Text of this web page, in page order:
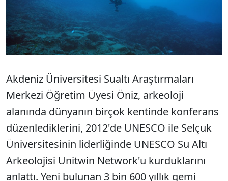
Akdeniz Üniversitesi Sualtı Araştırmaları
Merkezi Öğretim Üyesi Öniz, arkeoloji
alanında dünyanın birçok kentinde konferans
düzenlediklerini, 2012'de UNESCO ile Selçuk
Üniversitesinin liderliğinde UNESCO Su Altı
Arkeolojisi Unitwin Network'u kurduklarını
anlattı. Yeni bulunan 3 bin 600 yıllık gemi